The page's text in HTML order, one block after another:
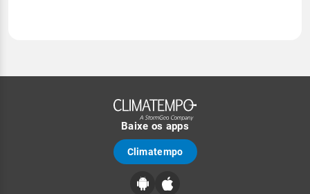
Baixe os apps
Climatempo